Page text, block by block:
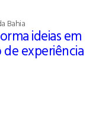
Bahia
ideias em
experiência